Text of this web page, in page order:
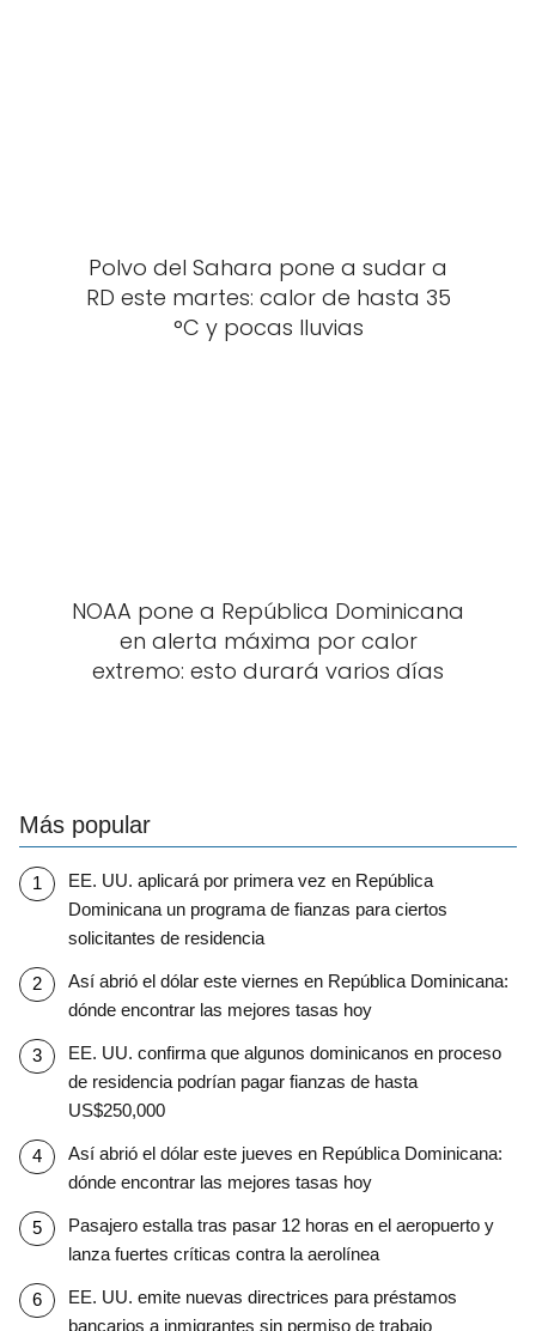
Polvo del Sahara pone a sudar a
RD este martes: calor de hasta 35
°C y pocas lluvias
NOAA pone a República Dominicana
en alerta máxima por calor
extremo: esto durará varios días
Más popular
EE. UU. aplicará por primera vez en República
Dominicana un programa de fianzas para ciertos
solicitantes de residencia
Así abrió el dólar este viernes en República Dominicana:
dónde encontrar las mejores tasas hoy
EE. UU. confirma que algunos dominicanos en proceso
de residencia podrían pagar fianzas de hasta
US$250,000
Así abrió el dólar este jueves en República Dominicana:
dónde encontrar las mejores tasas hoy
Pasajero estalla tras pasar 12 horas en el aeropuerto y
lanza fuertes críticas contra la aerolínea
EE. UU. emite nuevas directrices para préstamos
bancarios a inmigrantes sin permiso de trabajo